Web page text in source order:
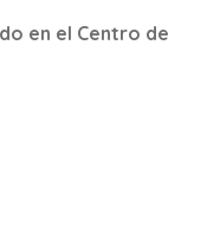
en el Centro de